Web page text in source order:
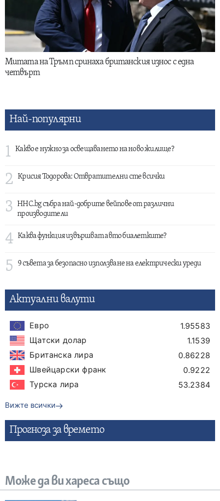
Митата на Тръмп сринаха британския износ с една
четвърт
Най-популярни
1 Какво е нужно за освещаването на ново жилище?
2 Крисия Тодорова: Отвратителни сте всички
3
HHC.bg събра най-добрите вейпове от различни
производители
4 Каква функция извършват авто биалетките?
5 9 съвета за безопасно използване на електрически уреди
Актуални валути
Евро
1.95583
Щатски долар
1.1539
Британска лира
0.86228
Швейцарски франк
0.9222
Турска лира
53.2384
Вижте всички
Прогнозa за времето
Може да ви хареса също